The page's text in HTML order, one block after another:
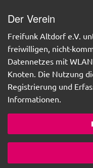
Der Verein
Freifunk Altdorf e.V.
freiwilligen, nicht-
Datennetzes mit
Knoten. Die Nutzung
Registrierung und
Informationen.